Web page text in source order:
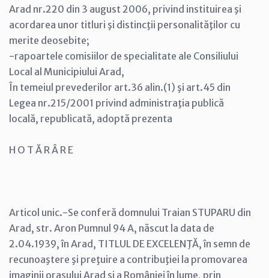
Arad nr.220 din 3 august 2006, privind instituirea şi
acordarea unor titluri şi distincţii personalităţilor cu
merite deosebite;
-rapoartele comisiilor de specialitate ale Consiliului
Local al Municipiului Arad,
În temeiul prevederilor art.36 alin.(1) şi art.45 din
Legea nr.215/2001 privind administraţia publică
locală, republicată, adoptă prezenta
H O T Ă R Â R E
Articol unic.-Se conferă domnului Traian STUPARU din
Arad, str. Aron Pumnul 94 A, născut la data de
2.04.1939, în Arad, TITLUL DE EXCELENŢĂ, în semn de
recunoaştere şi preţuire a contribuţiei la promovarea
imaginii oraşului Arad şi a României în lume, prin